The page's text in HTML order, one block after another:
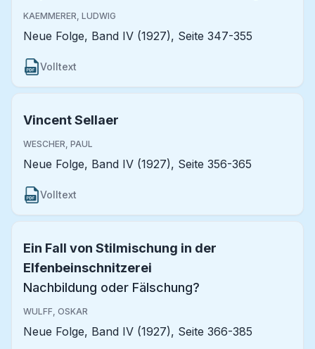
KAEMMERER, LUDWIG
Neue Folge, Band IV (1927), Seite 347-355
Volltext
Vincent Sellaer
WESCHER, PAUL
Neue Folge, Band IV (1927), Seite 356-365
Volltext
Ein Fall von Stilmischung in der
Elfenbeinschnitzerei
Nachbildung oder Fälschung?
WULFF, OSKAR
Neue Folge, Band IV (1927), Seite 366-385